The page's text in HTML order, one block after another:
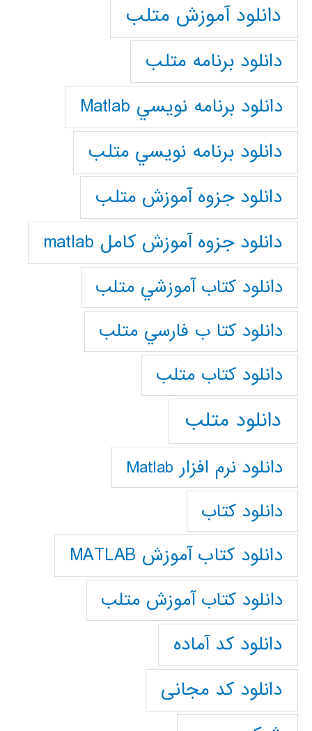
دانلود آموزش متلب
دانلود برنامه متلب
دانلود برنامه نويسي Matlab
دانلود برنامه نويسي متلب
دانلود جزوه آموزش متلب
دانلود جزوه آموزش کامل matlab
دانلود كتاب آموزشي متلب
دانلود كتا ب فارسي متلب
دانلود كتاب متلب
دانلود متلب
دانلود نرم افزار Matlab
دانلود کتاب
دانلود کتاب آموزش MATLAB
دانلود کتاب آموزش متلب
دانلود کد آماده
دانلود کد مجانی